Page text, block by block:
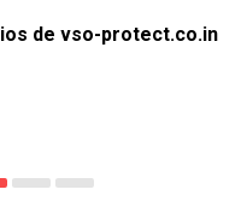
de vso-protect.co.in